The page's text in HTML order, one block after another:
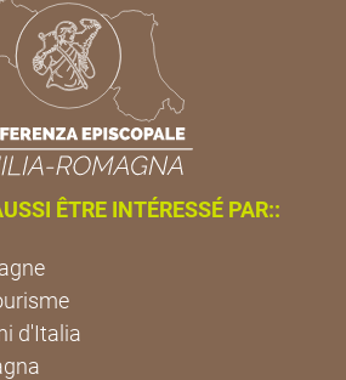
ÊTRE INTÉRESSÉ PAR::
d'Italia